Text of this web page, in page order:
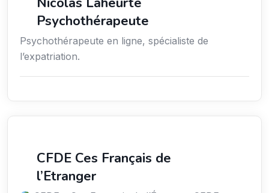
Psychothérapeute
Psychothérapeute en ligne, spécialiste de
l’expatriation.
CFDE Ces Français de
l’Etranger